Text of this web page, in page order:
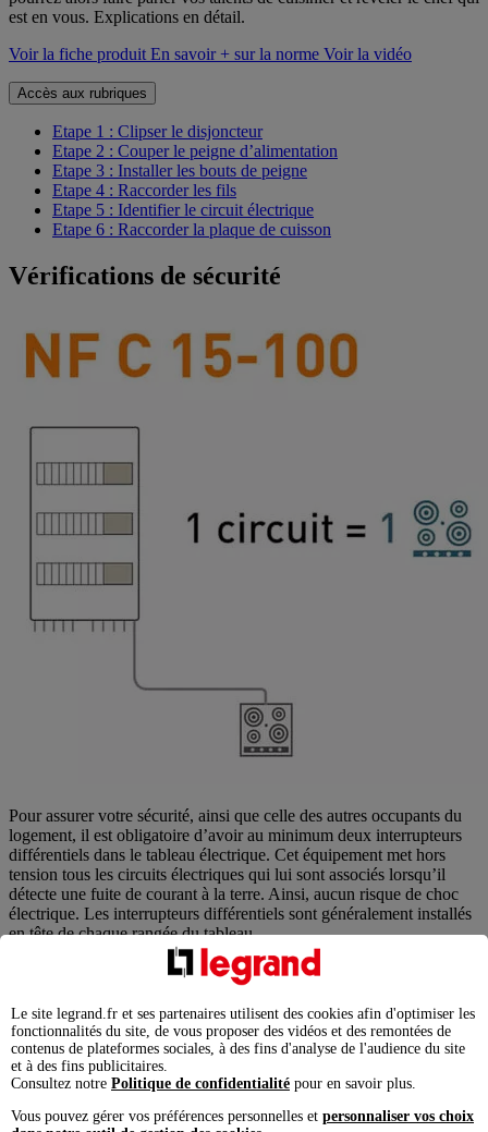
est en vous. Explications en détail.
Voir la fiche produit En savoir + sur la norme Voir la vidéo
Accès aux rubriques
Etape 1 : Clipser le disjoncteur
Etape 2 : Couper le peigne d’alimentation
Etape 3 : Installer les bouts de peigne
Etape 4 : Raccorder les fils
Etape 5 : Identifier le circuit électrique
Etape 6 : Raccorder la plaque de cuisson
Vérifications de sécurité
Pour assurer votre sécurité, ainsi que celle des autres occupants du
logement, il est obligatoire d’avoir au minimum deux interrupteurs
différentiels dans le tableau électrique. Cet équipement met hors
tension tous les circuits électriques qui lui sont associés lorsqu’il
détecte une fuite de courant à la terre. Ainsi, aucun risque de choc
électrique. Les interrupteurs différentiels sont généralement installés
en tête de chaque rangée du tableau.
Pour une plaque de cuisson, un interrupteur différentiel de type
si la rangée sur laquelle vous pensez ajouter le circuit est déjà
protégée par un interrupteur différentiel, regardez s’il est bien
de type A. Si ce n’est pas le cas, changez-le si c’est possible,
ou choisissez une autre rangée
différentiel est suffisante
Le site legrand.fr et ses partenaires utilisent des cookies afin d'optimiser les
fonctionnalités du site, de vous proposer des vidéos et des remontées de
contenus de plateformes sociales, à des fins d'analyse de l'audience du site
et à des fins publicitaires.
Consultez notre Politique de confidentialité pour en savoir plus.
Vous pouvez gérer vos préférences personnelles et personnaliser vos choix